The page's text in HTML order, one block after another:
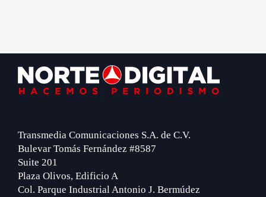
Footer
Transmedia Comunicaciones S.A. de C.V.
Bulevar Tomás Fernández #8587
Suite 201
Plaza Olivos, Edificio A
Col. Parque Industrial Antonio J. Bermúdez